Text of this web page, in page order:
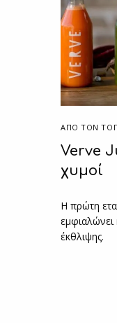
ΑΠΌ ΤΟΝ
Verve
χυμοί
Η πρώτη
εμφιαλώνει
έκθλιψης.